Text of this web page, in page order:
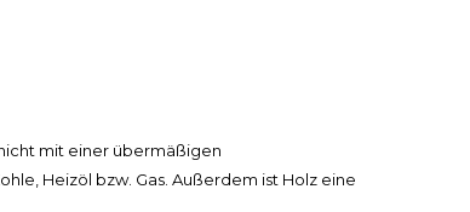
mit einer übermäßigen
Heizöl bzw. Gas. Außerdem ist Holz eine